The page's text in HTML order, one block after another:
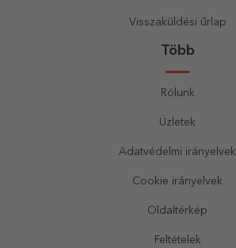
Visszaküldési űrlap
Több
Rólunk
Üzletek
Adatvédelmi irányelvek
Cookie irányelvek
Oldaltérkép
Feltételek